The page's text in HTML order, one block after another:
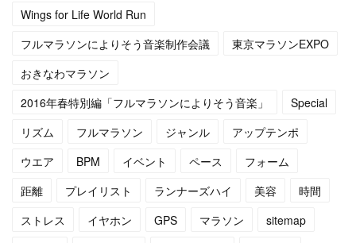
( 4)
(4)
( 5)
(
15
( 12)
( 13 )
(
)
Wings for Life World Run
フルマラソンによりそう音楽制作会議
東京マラソンEXPO
おきなわマラソン
2016年春特別編「フルマラソンによりそう音楽」
Special
リズム
フルマラソン ジャンル
アップテンポ
ウエア
BPM イベント ペース
フォーム
距離
プレイリスト ランナーズハイ 美容
時間
ストレス
イヤホン GPS マラソン
sitemap